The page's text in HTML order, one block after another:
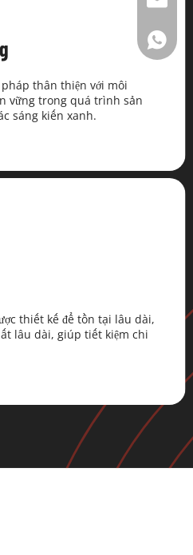
thân thiện với môi
vững trong quá trình sản
sáng kiến ​​xanh.
thiết kế để tồn tại lâu dài,
lâu dài, giúp tiết kiệm chi
+86